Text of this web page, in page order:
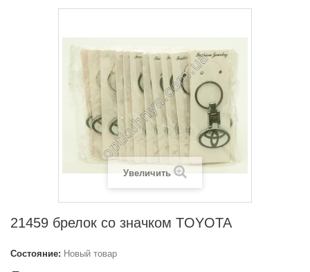
Увеличить
21459 брелок со значком TOYOTA
Состояние: Новый товар